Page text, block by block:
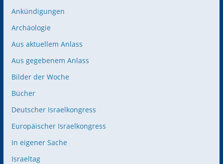
Ankündigungen
Archäologie
Aus aktuellem Anlass
Aus gegebenem Anlass
Bilder der Woche
Bücher
Deutscher Israelkongress
Europäischer Israelkongress
In eigener Sache
Israeltag